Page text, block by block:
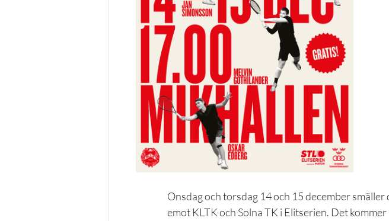
Onsdag och torsdag 14 och 15 december
emot KLTK och Solna TK i Elitserien. Det